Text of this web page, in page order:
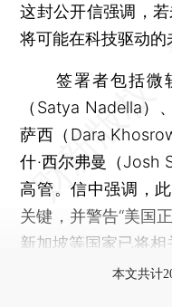
这封公开信强调，
将可能在科技驱动的
签署者包括微软
（Satya Nadella）
萨西（Dara
什·西尔弗曼（Josh
高管。信中强调，
关键，并警告“美国
新加坡等国家已将相
本文共计